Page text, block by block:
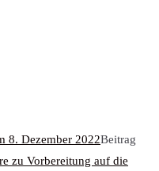
8. Dezember 2022Beitrag
zu Vorbereitung auf die